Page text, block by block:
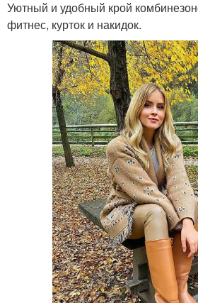
Уютный и удобный крой
фитнес, курток и накидок.